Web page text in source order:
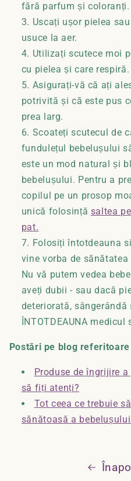
fără parfum și coloranți.
Uscați ușor pielea
usuce la aer.
Utilizați scutece moi
cu pielea și care respiră.
Asigurați-vă că ați
potrivită și că este pus
prea larg.
Scoateți scutecul de
fundulețul bebelușului
este un mod natural și
bebelușului. Pentru a
copilul pe un prosop
unică folosință saltea
pat.
Folosiți întotdeauna
vine vorba de
Nu vă putem vedea
aveți dubii - sau dacă
deteriorată,
ÎNTOTDEAUNA
Postări pe blog
Produse de îngrijire
să fiți atenți?
Tot ceea ce trebuie
sănătoasă a